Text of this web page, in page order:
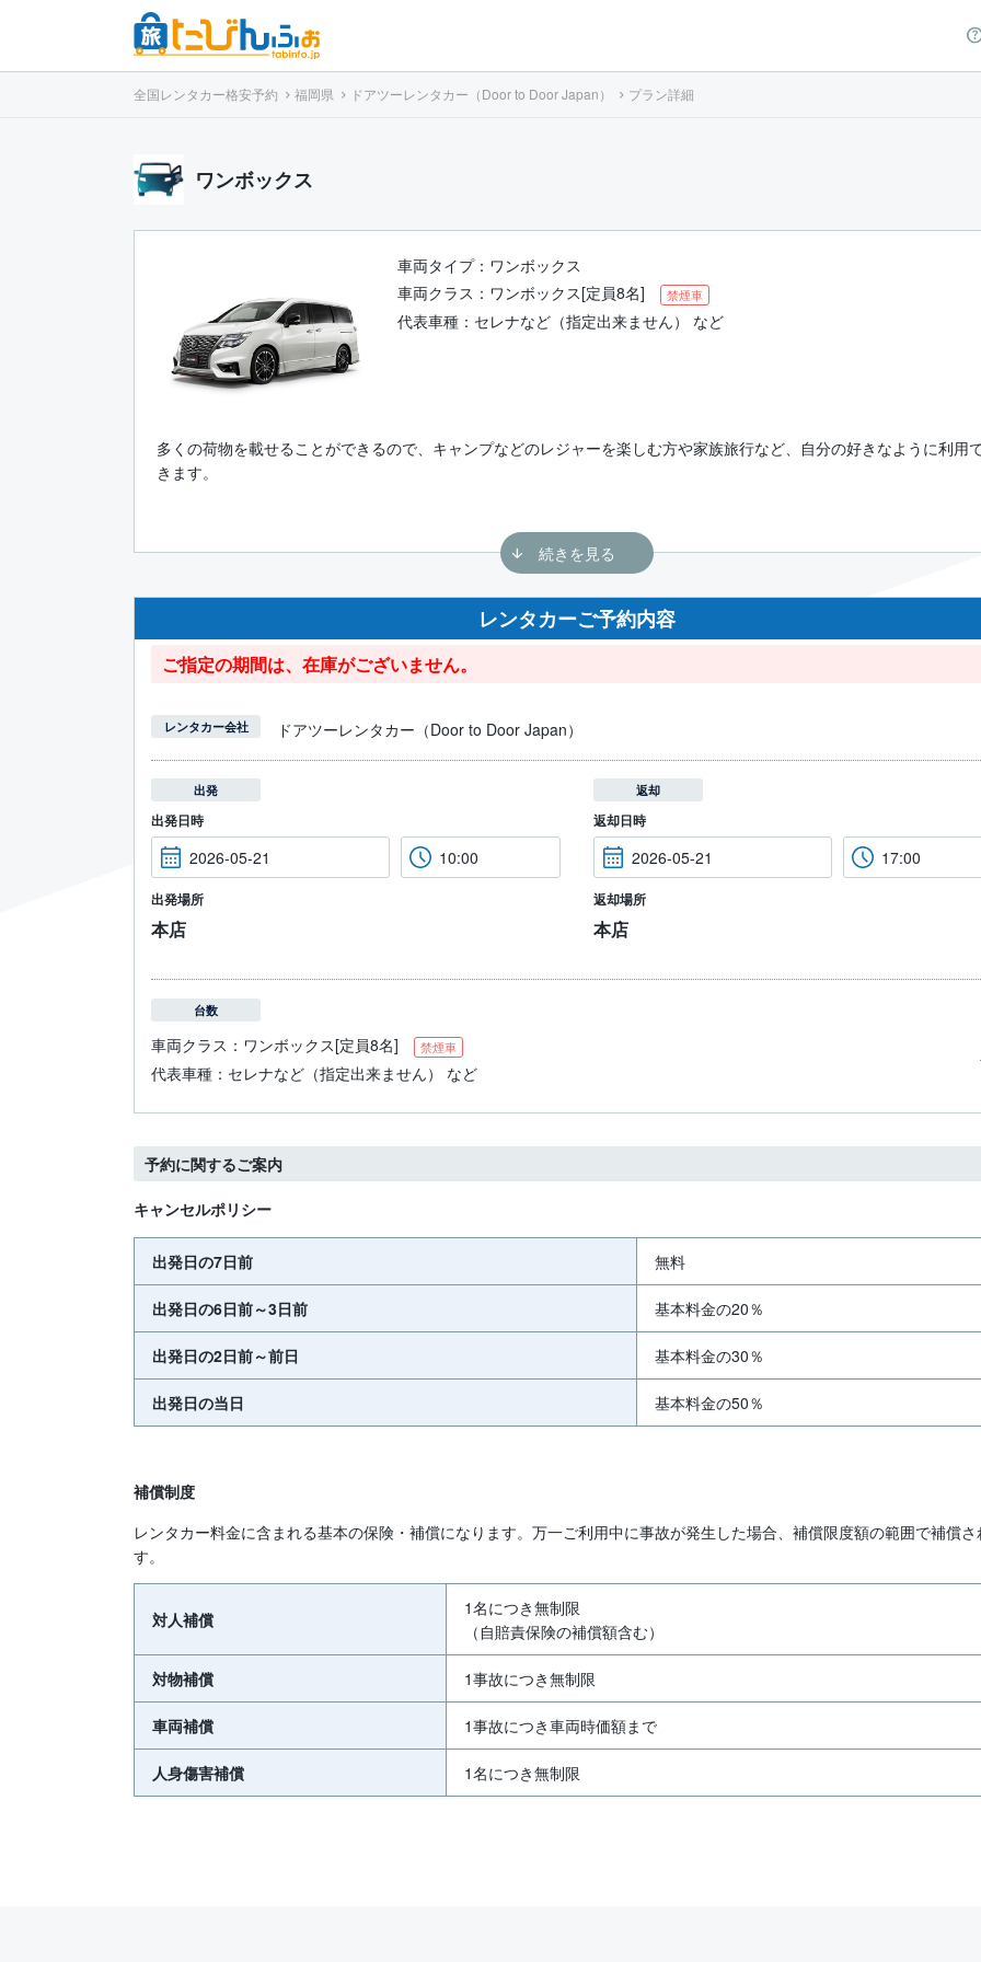
全国レンタカー格安予約 福岡県 ドアツーレンタカー（Door to Door Japan） プラン詳細
ワンボックス
車両タイプ： ワンボックス
車両クラス： ワンボックス[定員8名] 禁煙車
代表車種： セレナなど（指定出来ません） など
多くの荷物を載せることができるので、キャンプなどのレジャーを楽しむ方や家族旅行など、自分の好きなように利用
きます。
レンタカーご予約内容
ご指定の期間は、在庫がございません。
レンタカー会社 ドアツーレンタカー（Door to Door Japan）
出発
出発日時
出発場所
本店
返却
返却日時
返却場所
本店
台数
車両クラス： ワンボックス[定員8名] 禁煙車
代表車種： セレナなど（指定出来ません） など
予約に関するご案内
キャンセルポリシー
出発日の7日前 無料
出発日の6日前～3日前 基本料金の20％
出発日の2日前～前日 基本料金の30％
出発日の当日 基本料金の50％
補償制度
レンタカー料金に含まれる基本の保険・補償になります。万一ご利用中に事故が発生した場合、補償限度額の範囲で補償さ
す。
対人補償
1名につき無制限
（自賠責保険の補償額含む）
対物補償 1事故につき無制限
車両補償 1事故につき車両時価額まで
人身傷害補償 1名につき無制限